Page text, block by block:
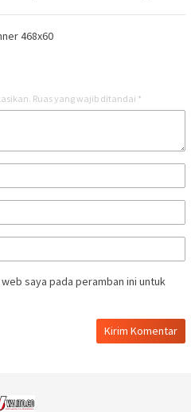
Ruas yang wajib ditandai *
saya pada peramban ini untuk